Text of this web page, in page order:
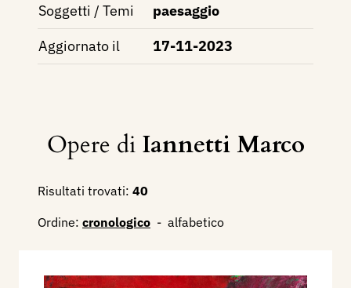
Soggetti / Temi
paesaggio
Aggiornato il
17-11-2023
Opere di Iannetti Marco
Risultati trovati: 40
Ordine: cronologico - alfabetico